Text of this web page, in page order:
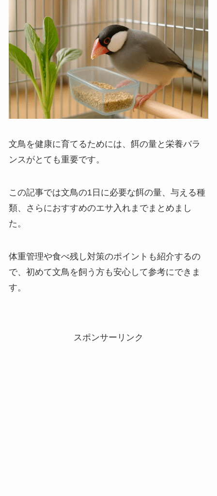
文鳥を健康に育てるためには、餌の量と栄養バラ
ンスがとても重要です。
この記事では文鳥の1日に必要な餌の量、与える種
類、さらにおすすめのエサ入れまでまとめまし
た。
体重管理や食べ残し対策のポイントも紹介するの
で、初めて文鳥を飼う方も安心して参考にできま
す。
スポンサーリンク